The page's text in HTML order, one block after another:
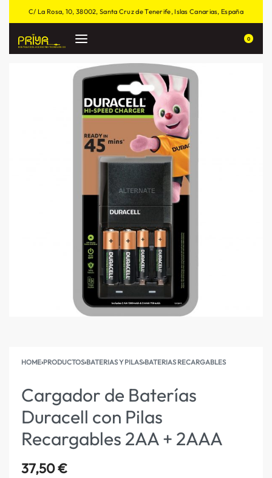
C/ La Rosa, 10, 38002, Santa Cruz de Tenerife, Islas Canarias, España
0
HOME›PRODUCTOS›BATERIAS Y PILAS›BATERIAS RECARGABLES
Cargador de Baterías
Duracell con Pilas
Recargables 2AA + 2AAA
37,50€